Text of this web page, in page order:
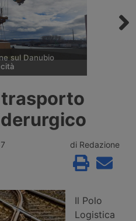
sul Danubio
Ungheria e Serbia,
commerciale e
energetiche di
a ridurre la
Verbund ed Edf.di Redazione
Il Polo
Logistica